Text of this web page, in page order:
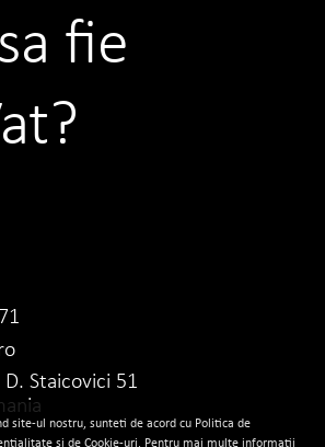
fie
Staicovici 51
site-ul nostru, sunteti de acord cu Politica de
si deCookie-uri. Pentru mai multe informatii